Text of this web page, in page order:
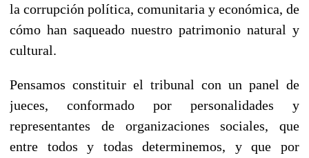
la corrupción política, comunitaria y económica, de
cómo han saqueado nuestro patrimonio natural y
cultural.
Pensamos constituir el tribunal con un panel de
jueces, conformado por personalidades y
representantes de organizaciones sociales, que
entre todos y todas determinemos, y que por